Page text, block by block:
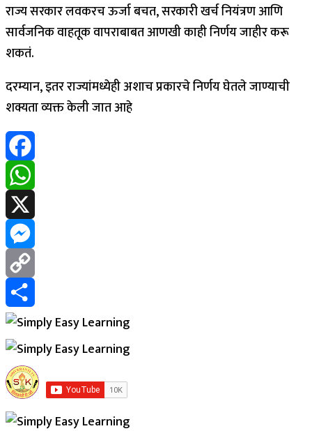
राज्य सरकार लवकरच ऊर्जा बचत, सरकारी खर्च नियंत्रण आणि
सार्वजनिक वाहतूक वापराबाबत आणखी काही निर्णय जाहीर करू
शकतं.
दरम्यान, इतर राज्यांमध्येही अशाच प्रकारचे निर्णय घेतले जाण्याची
शक्यता व्यक्त केली जात आहे
Facebook
WhatsApp
X
Messenger
Copy
Link
Share